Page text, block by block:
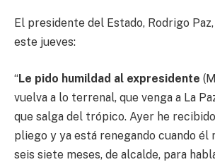
El presidente del Estado, Rodrigo
este jueves:
“Le pido humildad al expresidente
vuelva a lo terrenal, que venga a La
que salga del trópico. Ayer he
pliego y ya está renegando cuando él
seis siete meses, de alcalde, para